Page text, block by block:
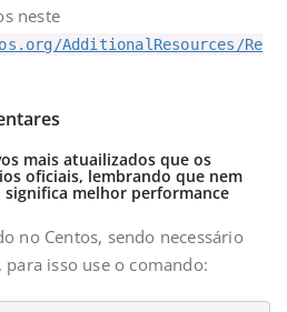
neste
AdditionalResources/Re
mais atuailizados que os
oficiais, lembrando que nem
melhor performance
no Centos, sendo necessário
isso use o comando: